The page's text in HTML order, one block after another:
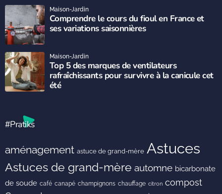
Comprendre le cours du fioul en France et
ses variations saisonnières
Maison-Jardin
Top 5 des marques de ventilateurs
rafraîchissants pour survivre à la canicule cet
été
Maison-Jardin
#Pratiks
aménagement astuce de grand-mère Astuces
Astuces de grand-mère automne bicarbonate
de soude café canapé champignons chauffage citron compost